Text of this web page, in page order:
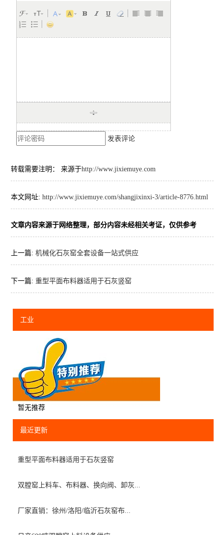
发表评论
转载需要注明： 来源于http://www.jixiemuye.com
本文网址: http://www.jixiemuye.com/shangjixinxi-3/article-8776.html
文章内容来源于网络整理，部分内容未经相关考证，仅供参考
上一篇: 机械化石灰窑全套设备一站式供应
下一篇: 重型平面布料器适用于石灰竖窑
工业
暂无推荐
最近更新
重型平面布料器适用于石灰竖窑
双膛窑上料车、布料器、换向阀、卸灰...
厂家直销：徐州/洛阳/临沂石灰窑布...